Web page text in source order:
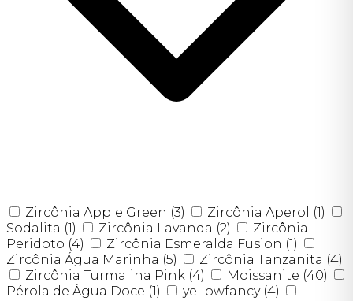
Zircônia Apple Green (3) Zircônia Aperol
(1)
Sodalita (1) Zircônia Lavanda (2)
Zircônia
Peridoto (4) Zircônia Esmeralda Fusion (1)
Zircônia Água Marinha (5) Zircônia Tanzanita (4)
Zircônia Turmalina Pink (4) Moissanite (40)
Pérola de Água Doce (1) yellowfancy (4)